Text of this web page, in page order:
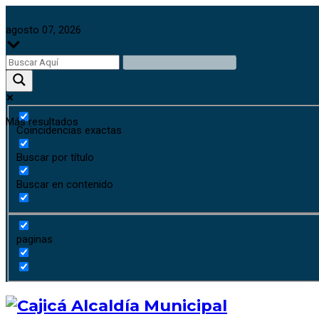
agosto 07, 2026
Más resultados
Coincidencias exactas
Buscar por título
Buscar en contenido
paginas